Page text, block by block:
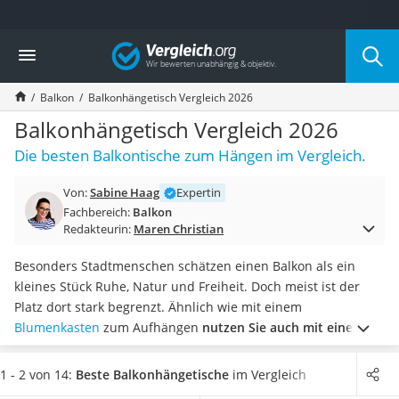
Die beliebtesten Vergleiche nach Kategorie
Haushalt
Wassersprudler
Zentralstaubsauger
Brotbackautomat
Wischroboter
Wäschespinne
Spülmaschinentabs
Akku-Staubsauger
AEG-Waschmaschine
Saug-Wisch-Roboter
Handstaubsauger
Milchaufschäumer
Kondenstrockner
Reiskocher
Vergleich
Balkon Balkonhängetisch Vergleich 2026
Balkonhängetisch Vergleich 2026
Die besten Balkontische zum Hängen im Vergleich.
Von:Sabine Haag
Expertin
Fachbereich: Balkon
Redakteurin: Maren Christian
Besonders Stadtmenschen schätzen einen Balkon als ein
kleines Stück Ruhe, Natur und Freiheit. Doch meist ist der
Platz dort stark begrenzt. Ähnlich wie mit einem
Blumenkasten zum Aufhängen nutzen Sie auch mit einem
Balkonhängetisch die wenigen Quadratmeter optimal.
Verschiedene Online-Tests zu Balkonhängetischen haben
1 - 2 von 14: Beste Balkonhängetische im Vergleich